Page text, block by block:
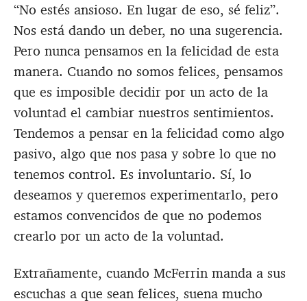
“No estés ansioso. En lugar de eso, sé feliz”.
Nos está dando un deber, no una sugerencia.
Pero nunca pensamos en la felicidad de esta
manera. Cuando no somos felices, pensamos
que es imposible decidir por un acto de la
voluntad el cambiar nuestros sentimientos.
Tendemos a pensar en la felicidad como algo
pasivo, algo que nos pasa y sobre lo que no
tenemos control. Es involuntario. Sí, lo
deseamos y queremos experimentarlo, pero
estamos convencidos de que no podemos
crearlo por un acto de la voluntad.
Extrañamente, cuando McFerrin manda a sus
escuchas a que sean felices, suena mucho